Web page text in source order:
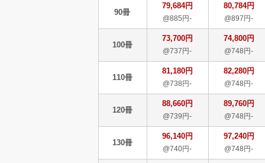
90冊
79,684円
@885円-
80,784円
@897円-
100冊
73,700円
@737円-
74,800円
@748円-
110冊
81,180円
@738円-
82,280円
@748円-
120冊
88,660円
@739円-
89,760円
@748円-
130冊
96,140円
@740円-
97,240円
@748円-